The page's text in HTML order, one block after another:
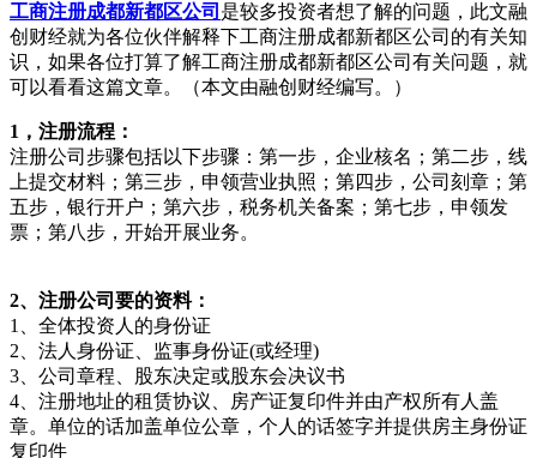
工商注册成都新都区公司 是较多投资者想了解的问题，此文融
创财经就为各位伙伴解释下工商注册成都新都区公司的有关知
识，如果各位打算了解工商注册成都新都区公司有关问题，就
可以看看这篇文章。（本文由融创财经编写。）
1，注册流程：
注册公司步骤包括以下步骤：第一步，企业核名；第二步，线
上提交材料；第三步，申领营业执照；第四步，公司刻章；第
五步，银行开户；第六步，税务机关备案；第七步，申领发
票；第八步，开始开展业务。
2、注册公司要的资料：
1、全体投资人的身份证
2、法人身份证、监事身份证(或经理)
3、公司章程、股东决定或股东会决议书
4、注册地址的租赁协议、房产证复印件并由产权所有人盖
章。单位的话加盖单位公章，个人的话签字并提供房主身份证
复印件